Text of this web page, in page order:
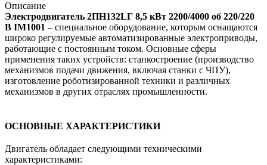
Описание
Электродвигатель 2ПН132LГ 8,5 кВт 2200/4000 об 220/220
В IM1001 – специальное оборудование, которым оснащаются
широко регулируемые автоматизированные электроприводы,
работающие с постоянным током. Основные сферы
применения таких устройств: станкостроение (производство
механизмов подачи движения, включая станки с ЧПУ),
изготовление роботизированной техники и различных
механизмов в других отраслях промышленности.
ОСНОВНЫЕ ХАРАКТЕРИСТИКИ
Двигатель обладает следующими техническими
характеристиками: